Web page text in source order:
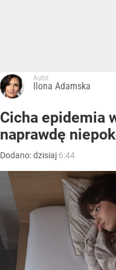
Autor:
Ilona Adamska
Cicha epidemia
naprawdę
Dodano:dzisiaj 6:44